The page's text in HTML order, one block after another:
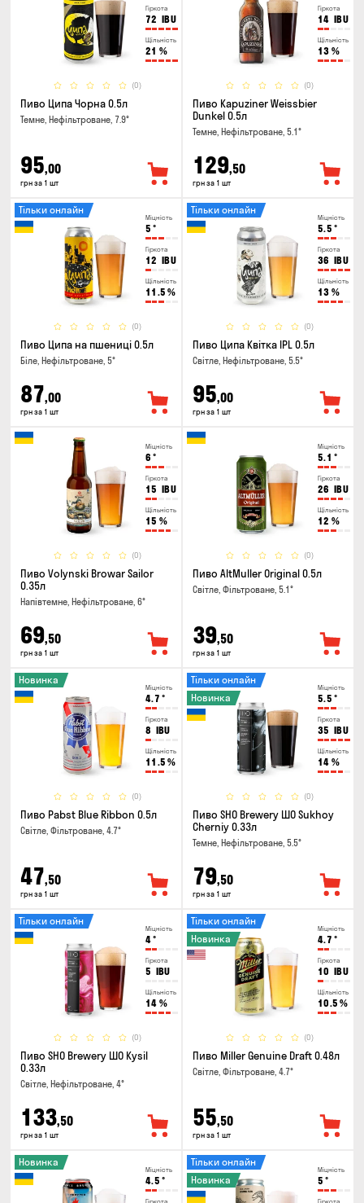
Гіркота
72 IBU
Щільність
21 %
(0)
Пиво Ципа Чорна 0.5л
Темне, Нефільтроване, 7.9°
95,00
грн за 1 шт
Гіркота
14 IBU
Щільність
13 %
(0)
Пиво Kapuziner Weissbier
Dunkel 0.5л
Темне, Нефільтроване, 5.1°
129,50
грн за 1 шт
Міцність
5 °
Гіркота
12 IBU
Щільність
11.5 %
(0)
Тільки онлайн
Пиво Ципа на пшениці 0.5л
Біле, Нефільтроване, 5°
87,00
грн за 1 шт
Міцність
5.5 °
Гіркота
36 IBU
Щільність
13 %
(0)
Тільки онлайн
Пиво Ципа Квітка IPL 0.5л
Світле, Нефільтроване, 5.5°
95,00
грн за 1 шт
Міцність
6 °
Гіркота
15 IBU
Щільність
15 %
(0)
Пиво Volynski Browar Sailor
0.35л
Напівтемне, Нефільтроване, 6°
69,50
грн за 1 шт
Міцність
5.1 °
Гіркота
26 IBU
Щільність
12 %
(0)
Пиво AltMuller Original 0.5л
Світле, Фільтроване, 5.1°
39,50
грн за 1 шт
Міцність
4.7 °
Гіркота
8 IBU
Щільність
11.5 %
(0)
Новинка
Пиво Pabst Blue Ribbon 0.5л
Світле, Фільтроване, 4.7°
47,50
грн за 1 шт
Міцність
5.5 °
Гіркота
35 IBU
Щільність
14 %
(0)
Тільки онлайн
Новинка
Пиво SHO Brewery ШО Sukhoy
Cherniy 0.33л
Темне, Нефільтроване, 5.5°
79,50
грн за 1 шт
Міцність
4°
Гіркота
5 IBU
Щільність
14 %
(0)
Тільки онлайн
Пиво SHO Brewery ШО Kysil
0.33л
Світле, Нефільтроване, 4°
133,50
грн за 1 шт
Міцність
4.7 °
Гіркота
10 IBU
Щільність
10.5 %
(0)
Тільки онлайн
Новинка
Пиво Miller Genuine Draft 0.48л
Світле, Фільтроване, 4.7°
55,50
грн за 1 шт
Міцність
4.5 °
Гіркота
Новинка
Міцність
5 °
Гіркота
Тільки онлайн
Новинка